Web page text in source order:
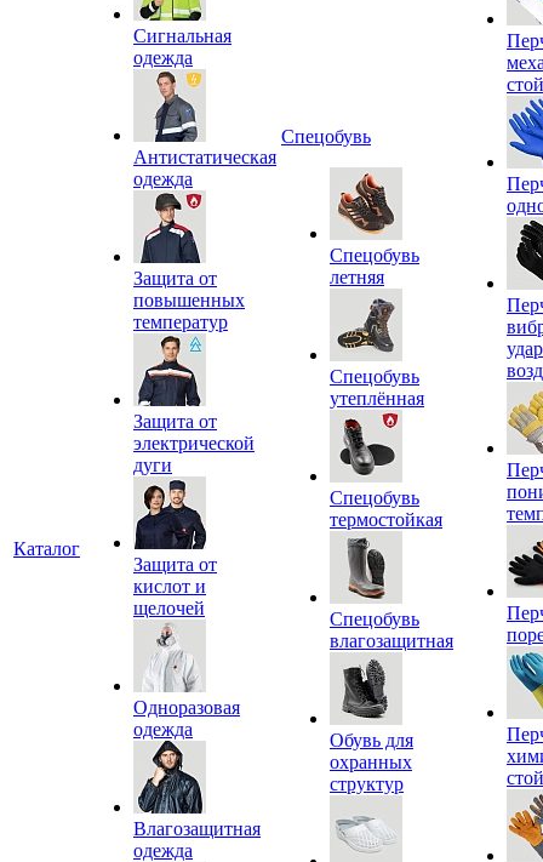
Каталог
Сигнальная
одежда
Антистатическая
одежда
Защита от
повышенных
температур
Защита от
электрической
дуги
Защита от
кислот и
щелочей
Одноразовая
одежда
Влагозащитная
одежда
Спецобувь
Спецобувь
летняя
Спецобувь
утеплённая
Спецобувь
термостойкая
Спецобувь
влагозащитная
Обувь для
охранных
структур